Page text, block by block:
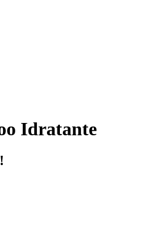
Idratante